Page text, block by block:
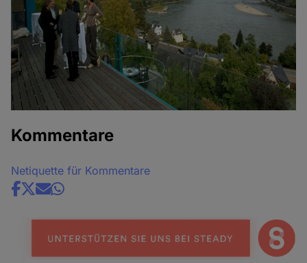
Kommentare
Netiquette für Kommentare
Share
news